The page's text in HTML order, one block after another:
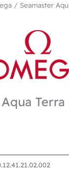
/ Seamaster
Terra